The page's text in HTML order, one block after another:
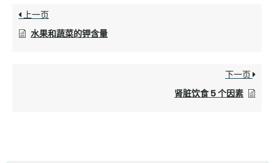
上一页
水果和蔬菜的钾含量
下一页
肾脏饮食 5 个因素